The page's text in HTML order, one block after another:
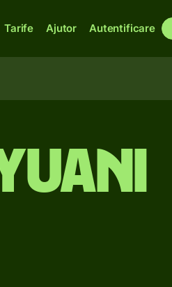
Tarife Ajutor Autentificare